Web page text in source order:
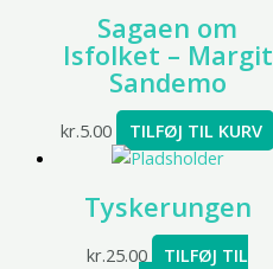
Sagaen om
Isfolket – Margit
Sandemo
kr.5.00 TILFØJ TIL KURV
Tyskerungen
kr.25.00
TILFØJ TIL